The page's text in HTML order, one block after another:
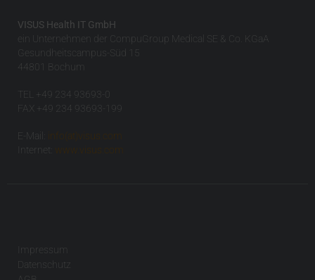
VISUS Health IT GmbH
ein Unternehmen der CompuGroup Medical SE & Co. KGaA
Gesundheitscampus-Süd 15
44801 Bochum
TEL +49 234 93693-0
FAX +49 234 93693-199
E-Mail:
info(at)visus.com
Internet:
www.visus.com
Impressum
Datenschutz